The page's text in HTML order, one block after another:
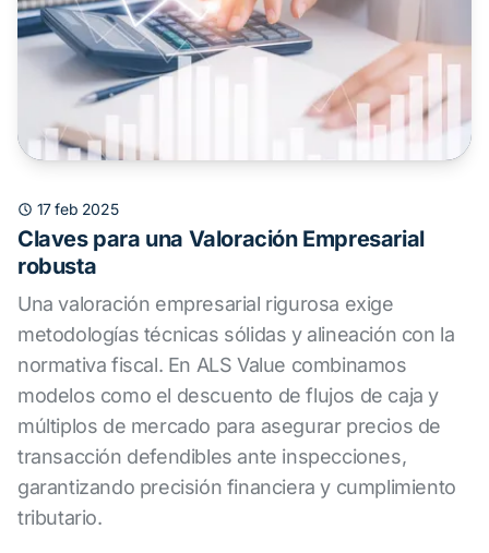
17 feb 2025
Claves para una Valoración Empresarial
robusta
Una valoración empresarial rigurosa exige
metodologías técnicas sólidas y alineación con la
normativa fiscal. En ALS Value combinamos
modelos como el descuento de flujos de caja y
múltiplos de mercado para asegurar precios de
transacción defendibles ante inspecciones,
garantizando precisión financiera y cumplimiento
tributario.